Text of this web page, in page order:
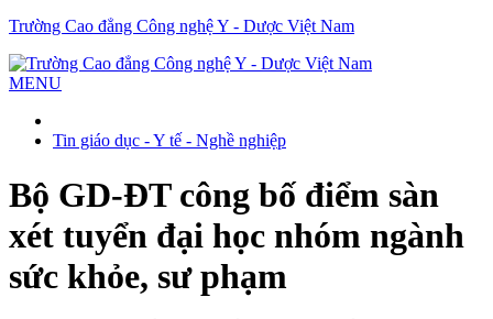
Trường Cao đẳng Công nghệ Y - Dược Việt Nam
MENU
Tin giáo dục - Y tế - Nghề nghiệp
Bộ GD-ĐT công bố điểm sàn
xét tuyển đại học nhóm ngành
sức khỏe, sư phạm